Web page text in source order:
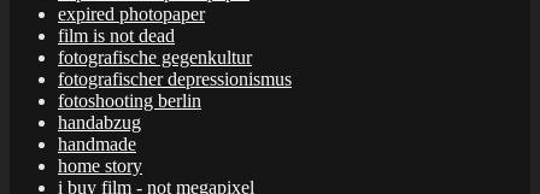
expired photopaper
film is not dead
fotografische gegenkultur
fotografischer depressionismus
fotoshooting berlin
handabzug
handmade
home story
i buy film - not megapixel